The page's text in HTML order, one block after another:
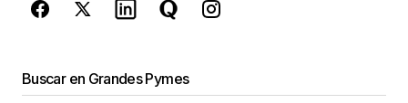
Buscar en Grandes Pymes